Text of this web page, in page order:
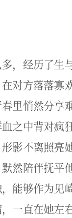
，经历了生
对方落落寡
里悄然分享
之中背对疯
影不离照亮
然陪伴抚平
能够作为见
一直在她左